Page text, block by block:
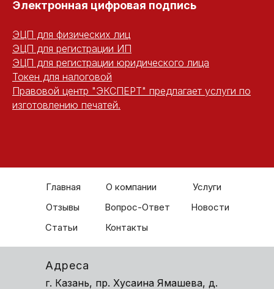
Электронная цифровая подпись
ЭЦП для физических лиц
ЭЦП для регистрации ИП
ЭЦП для регистрации юридического лица
Токен для налоговой
Правовой центр "ЭКСПЕРТ" предлагает услуги по
изготовлению печатей.
О компании
Отзывы
Услуги
Вопрос-Ответ
Главная
Статьи
Новости
Контакты
Адреса
г. Казань, пр. Хусаина Ямашева, д.